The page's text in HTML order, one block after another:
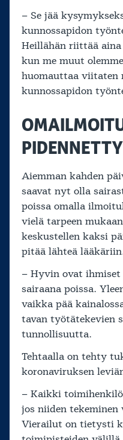
– Se jää
kunnossapidon
Heillähän riittää
kun me muut
huomauttaa viitaten
kunnossapidon
PIDENNETTY
Aiemman kahden
saavat nyt olla
poissa omalla
vielä tarpeen
keskustellen kaksi
pitää lähteä
– Hyvin ovat
sairaana poissa.
vaikka pää
tavan työtätekevien
tunnollisuutta.
Tehtaalla on tehty
koronaviruksen
– Kaikki
jos niiden
Vierailut on tietysti